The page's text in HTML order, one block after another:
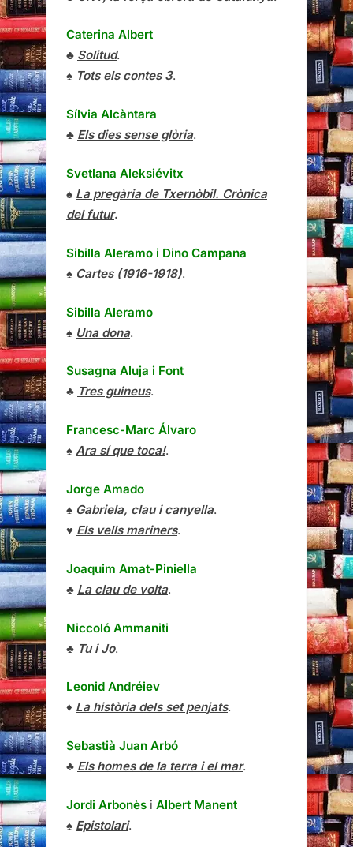
Caterina Albert
♣ Solitud.
♠ Tots els contes 3.
Sílvia Alcàntara
♣ Els dies sense glòria.
Svetlana Aleksiévitx
♠ La pregària de Txernòbil. Crònica
del futur.
Sibilla Aleramo i Dino Campana
♠ Cartes (1916-1918).
Sibilla Aleramo
♠ Una dona.
Susagna Aluja i Font
♣ Tres guineus.
Francesc-Marc Álvaro
♠ Ara sí que toca!.
Jorge Amado
♠ Gabriela, clau i canyella.
♥ Els vells mariners.
Joaquim Amat-Piniella
♣ La clau de volta.
Niccoló Ammaniti
♣ Tu i Jo.
Leonid Andréiev
♦ La història dels set penjats.
Sebastià Juan Arbó
♣ Els homes de la terra i el mar.
Jordi Arbonès i Albert Manent
♠ Epistolari.